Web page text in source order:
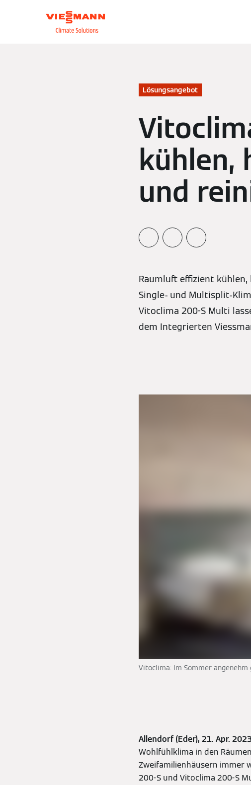
Lösungsangebot
kühlen,
und
Raumluft effizient
Single- und Multisplit-
Vitoclima 200-S Multi
dem Integrierten
Vitoclima: Im Sommer
Allendorf (Eder), 21. Apr.
Wohlfühlklima in den
Zweifamilienhäusern immer
200-S und Vitoclima 200-S